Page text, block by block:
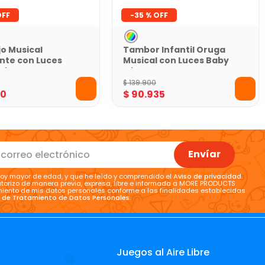
Musical
con Luces
-35 %
Tambor Infantil Oruga
Musical con Luces Baby
Mine
$139.900
$ 90.935
Envíar
mayor de edad, y que he leído y comprendido elAviso de privacidad.
de manera previa, expresa, libre e informada a MORE PRODUCTS
de mis datos personales conforme a las finalidades establecidas
Tratamiento de Datos Personales.
Juegos al Aire Libre